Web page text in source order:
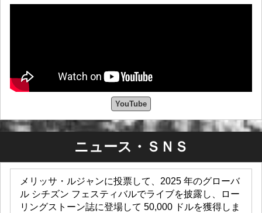
YouTube
ニュース・ＳＮＳ
メリッサ・ルジャンに投票して、2025 年のグローバ
ル シチズン フェスティバルでライブを披露し、ロー
リングストーン誌に登場して 50,000 ドルを獲得しま